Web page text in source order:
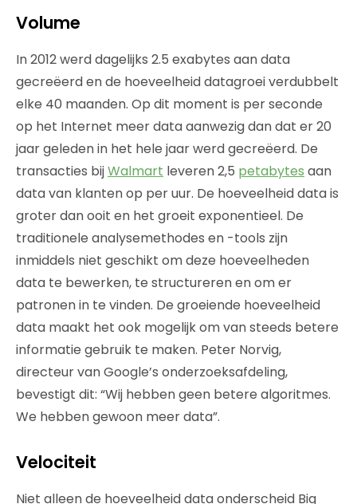
Volume
In 2012 werd dagelijks 2.5 exabytes aan data
gecreëerd en de hoeveelheid datagroei verdubbelt
elke 40 maanden. Op dit moment is per seconde
op het Internet meer data aanwezig dan dat er 20
jaar geleden in het hele jaar werd gecreëerd. De
transacties bijWalmart leveren 2,5 petabytes aan
data van klanten op per uur. De hoeveelheid data is
groter dan ooit en het groeit exponentieel. De
traditionele analysemethodes en -tools zijn
inmiddels niet geschikt om deze hoeveelheden
data te bewerken, te structureren en om er
patronen in te vinden. De groeiende hoeveelheid
data maakt het ook mogelijk om van steeds betere
informatie gebruik te maken. Peter Norvig,
directeur van Google’s onderzoeksafdeling,
bevestigt dit: “Wij hebben geen betere algoritmes.
We hebben gewoon meer data”.
Velociteit
Niet alleen de hoeveelheid data onderscheid Big